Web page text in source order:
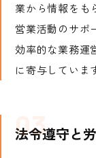
業から情報をも
営業活動のサポ
効率的な業務運
に寄与していま
法令遵守と